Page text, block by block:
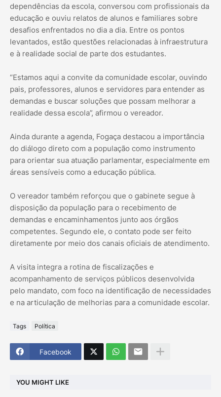
dependências da escola, conversou com profissionais da
educação e ouviu relatos de alunos e familiares sobre
desafios enfrentados no dia a dia. Entre os pontos
levantados, estão questões relacionadas à infraestrutura
e à realidade social de parte dos estudantes.
“Estamos aqui a convite da comunidade escolar, ouvindo
pais, professores, alunos e servidores para entender as
demandas e buscar soluções que possam melhorar a
realidade dessa escola”, afirmou o vereador.
Ainda durante a agenda, Fogaça destacou a importância
do diálogo direto com a população como instrumento
para orientar sua atuação parlamentar, especialmente em
áreas sensíveis como a educação pública.
O vereador também reforçou que o gabinete segue à
disposição da população para o recebimento de
demandas e encaminhamentos junto aos órgãos
competentes. Segundo ele, o contato pode ser feito
diretamente por meio dos canais oficiais de atendimento.
A visita integra a rotina de fiscalizações e
acompanhamento de serviços públicos desenvolvida
pelo mandato, com foco na identificação de necessidades
e na articulação de melhorias para a comunidade escolar.
Tags Política
Facebook
YOU MIGHT LIKE